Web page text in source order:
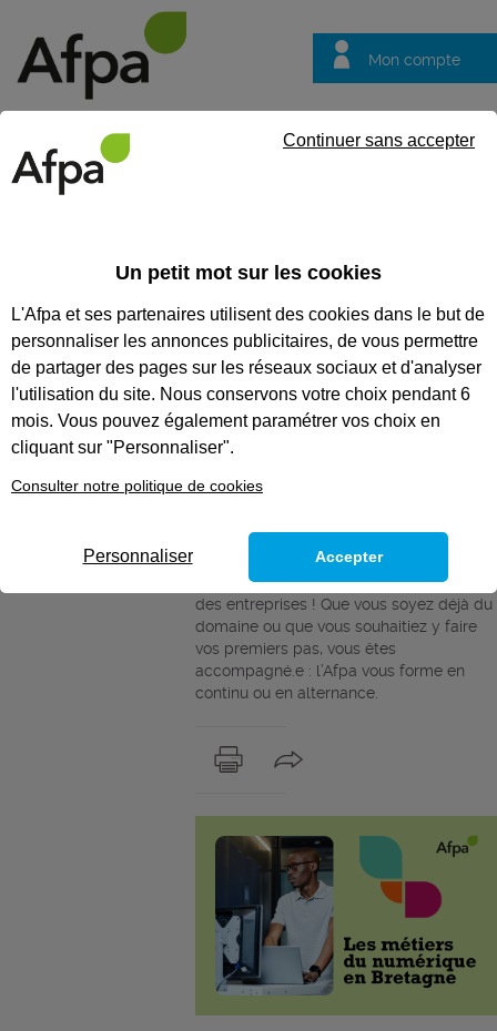
Mon compte
questions
Fil info
6 formations dans
les métiers du
numérique à suivre
à l’Afpa en Bretagne
numérique ? Acquérir des compétences
technologies ? Vous spécialiser dans une
branche moderne et pleine d’avenir ?
Vous deviendrez le/la meilleur.e allié.e
des entreprises ! Que vous soyez déjà du
domaine ou que vous souhaitiez y faire
vos premiers pas, vous êtes
accompagné.e : l’Afpa vous forme en
continu ou en alternance.
Un petit mot sur les cookies
L'Afpa et ses partenaires utilisent des cookies dans le but de
personnaliser les annonces publicitaires, de vous permettre
de partager des pages sur les réseaux sociaux et d'analyser
l'utilisation du site. Nous conservons votre choix pendant 6
mois. Vous pouvez également paramétrer vos choix en
cliquant sur "Personnaliser".
Consulter notre politique de cookies
Continuer sans accepter
Personnaliser Accepter